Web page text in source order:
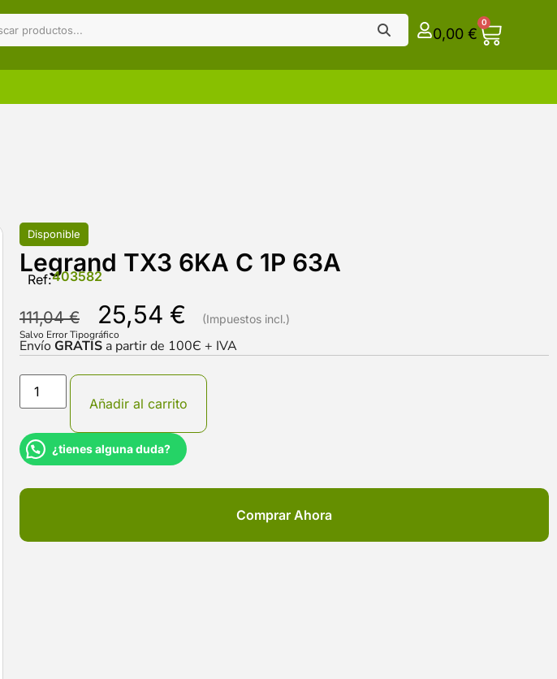
0,00 €
0
Disponible
Legrand TX3 6KA C 1P 63A
Ref:403582
111,04€ 25,54 €
Salvo Error Tipográfico
EnvíoGRATIS a partir de 100Є + IVA
Añadir al carrito
¿tienes alguna duda?
Comprar Ahora